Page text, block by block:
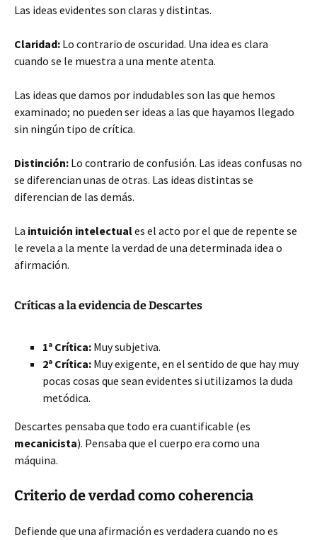
Las ideas evidentes son claras y distintas.
Claridad: Lo contrario de oscuridad. Una idea es clara
cuando se le muestra a una mente atenta.
Las ideas que damos por indudables son las que hemos
examinado; no pueden ser ideas a las que hayamos llegado
sin ningún tipo de crítica.
Distinción: Lo contrario de confusión. Las ideas confusas no
se diferencian unas de otras. Las ideas distintas se
diferencian de las demás.
La intuición intelectuales el acto por el que de repente se
le revela a la mente la verdad de una determinada idea o
afirmación.
Críticas a la evidencia de Descartes
1ª Crítica: Muy subjetiva.
2ª Crítica: Muy exigente, en el sentido de que hay muy
pocas cosas que sean evidentes si utilizamos la duda
metódica.
Descartes pensaba que todo era cuantificable (es
mecanicista). Pensaba que el cuerpo era como una
máquina.
Criterio de verdad como coherencia
Defiende que una afirmación es verdadera cuando no es